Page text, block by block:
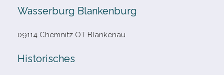
Wasserburg Blankenburg
09114 Chemnitz OT Blankenau
Historisches